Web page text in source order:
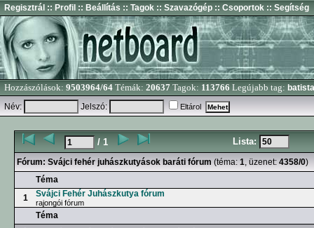
Regisztrál :: Profil :: Beállítás :: Tagok :: Szavazógép :: Csoportok :: Segítség
Hozzászólások: 9503964/64 Témák: 20637 Tagok: 113766 Legújabb tag: batista
Név:
Jelszó: Eltárol
/ 1 Lista:
Fórum: Svájci fehér juhászkutyások baráti fórum (téma: 1, üzenet: 4358/0)
Téma
1
Svájci Fehér Juhászkutya fórum
rajongói fórum
Téma